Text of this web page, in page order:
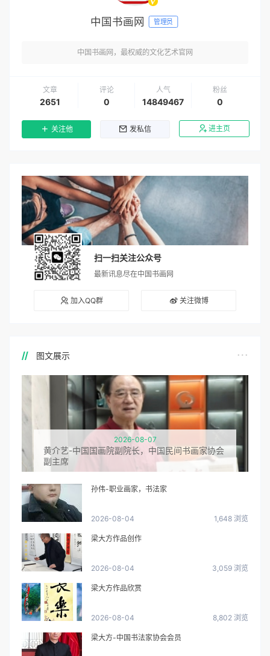
中国书画网 管理员
中国书画网，最权威的文化艺术官网
文章
2651
评论
0
人气
14849467
粉丝
0
关注他 发私信 进主页
扫一扫关注公众号
最新讯息尽在中国书画网
加入QQ群 关注微博
图文展示
2026-08-07
黄介艺-中国国画院副院长，中国民间书画家协会
副主席
孙伟-职业画家，书法家
2026-08-04 1,648 浏览
梁大方作品创作
2026-08-04 3,059 浏览
梁大方作品欣赏
2026-08-04 8,802 浏览
梁大方-中国书法家协会会员